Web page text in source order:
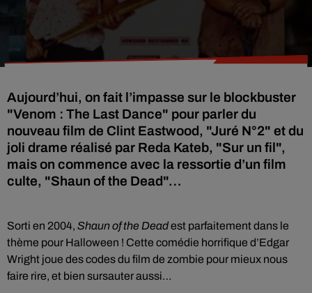
Aujourd’hui, on fait l’impasse sur le blockbuster
"Venom : The Last Dance" pour parler du
nouveau film de Clint Eastwood, "Juré N°2" et du
joli drame réalisé par Reda Kateb, "Sur un fil",
mais on commence avec la ressortie d’un film
culte, "Shaun of the Dead"…
Sorti en 2004, Shaun of the Deadest parfaitement dans le
thème pour Halloween ! Cette comédie horrifique d’Edgar
Wright joue des codes du film de zombie pour mieux nous
faire rire, et bien sursauter aussi…